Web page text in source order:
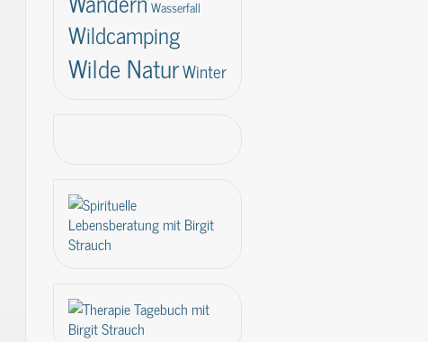
Wasserfall
Wildcamping
Wilde NaturWinter